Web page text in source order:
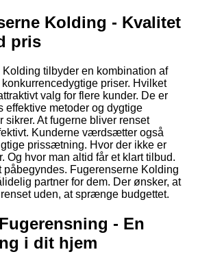
Kolding - Kvalitet
pris
Kolding tilbyder en kombination af
priser. Hvilket
valg for flere kunder. De er
effektive metoder og dygtige
sikrer. At fugerne bliver renset
Kunderne værdsætter også
prissætning. Hvor der ikke er
Og hvor man altid får et klart tilbud.
påbegyndes. Fugerenserne Kolding
partner for dem. Der ønsker, at
uden, at sprænge budgettet.
- En
i dit hjem